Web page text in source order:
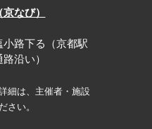
なび）
路下る（京都駅
沿い）
細は、主催者・施設
さい。